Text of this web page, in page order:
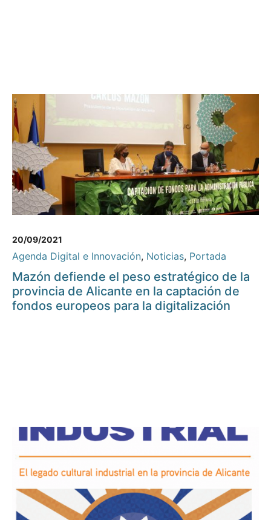
20/09/2021
Agenda Digital e Innovación, Noticias, Portada
Mazón defiende el peso estratégico de la
provincia de Alicante en la captación de
fondos europeos para la digitalización